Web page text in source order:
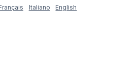
Italiano English